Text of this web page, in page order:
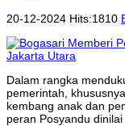
20-12-2024 Hits:1810
Dalam rangka
pemerintah,
kembang anak dan
peran Posyandu